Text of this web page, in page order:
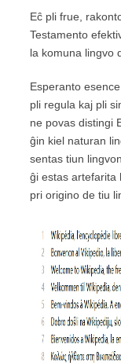
Eĉ pli frue,
Testamento
la komuna lingvo
Esperanto
pli regula kaj pli
ne povas distingi
ĝin kiel naturan
sentas tiun
ĝi estas artefarita
pri origino de tiu